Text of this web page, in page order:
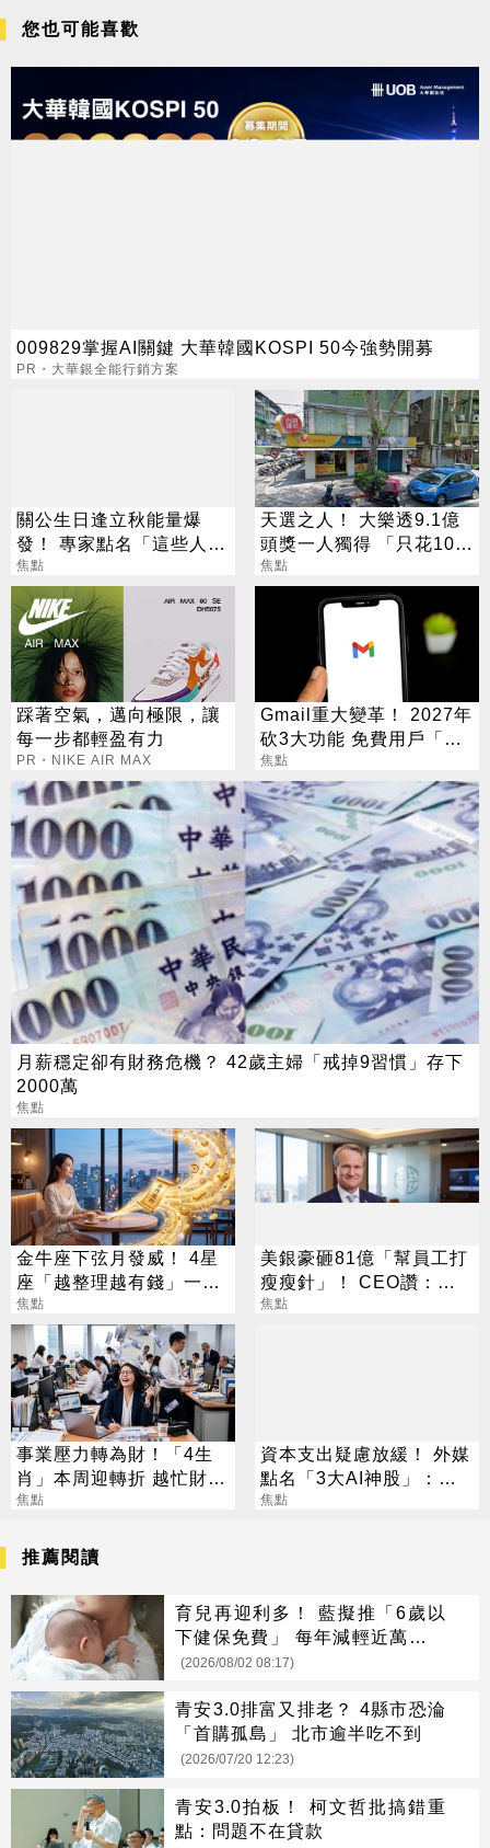
您也可能喜歡
009829掌握AI關鍵 大華韓國KOSPI 50今強勢開募
PR・大華銀全能行銷方案
關公生日逢立秋能量爆
發！ 專家點名「這些人」
別亂拜
焦點
天選之人！ 大樂透9.1億
頭獎一人獨得 「只花100
元」買法曝光
焦點
踩著空氣，邁向極限，讓
每一步都輕盈有力
PR・NIKE AIR MAX
Gmail重大變革！ 2027年
砍3大功能 免費用戶「這
好康」不能用了
焦點
月薪穩定卻有財務危機？ 42歲主婦「戒掉9習慣」存下
2000萬
焦點
金牛座下弦月發威！ 4星
座「越整理越有錢」一路
旺運到10月
焦點
美銀豪砸81億「幫員工打
瘦瘦針」！ CEO讚：一
項值得的投資
焦點
事業壓力轉為財！「4生
肖」本周迎轉折 越忙財運
越旺
焦點
資本支出疑慮放緩！ 外媒
點名「3大AI神股」：沒
它不行
焦點
推薦閱讀
育兒再迎利多！ 藍擬推「6歲以
下健保免費」 每年減輕近萬元負
擔
(2026/08/02 08:17)
青安3.0排富又排老？ 4縣市恐淪
「首購孤島」 北市逾半吃不到
(2026/07/20 12:23)
青安3.0拍板！ 柯文哲批搞錯重
點：問題不在貸款